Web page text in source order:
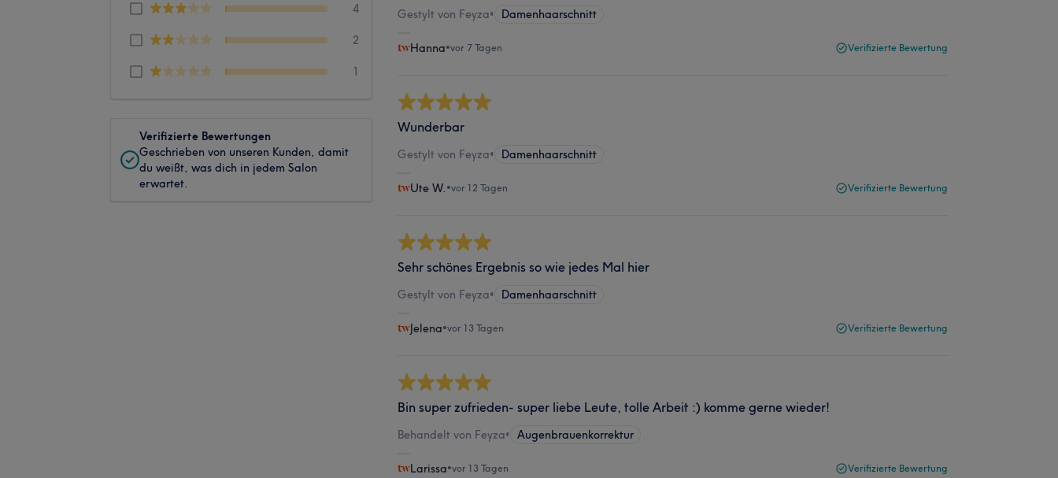
4
2
1
Verifizierte Bewertungen
Geschrieben von unseren Kunden, damit
du weißt, was dich in jedem Salon
erwartet.
Gestylt von Feyza• Damenhaarschnitt
Hanna•vor 7 Tagen Verifizierte Bewertung
Wunderbar
Gestylt von Feyza• Damenhaarschnitt
Ute W. •vor 12 Tagen Verifizierte Bewertung
Sehr schönes Ergebnis so wie jedes Mal hier
Gestylt von Feyza• Damenhaarschnitt
Jelena•vor 13 Tagen Verifizierte Bewertung
Bin super zufrieden- super liebe Leute, tolle Arbeit :) komme gerne wieder!
Behandelt von Feyza• Augenbrauenkorrektur
Larissa•vor 13 Tagen Verifizierte Bewertung